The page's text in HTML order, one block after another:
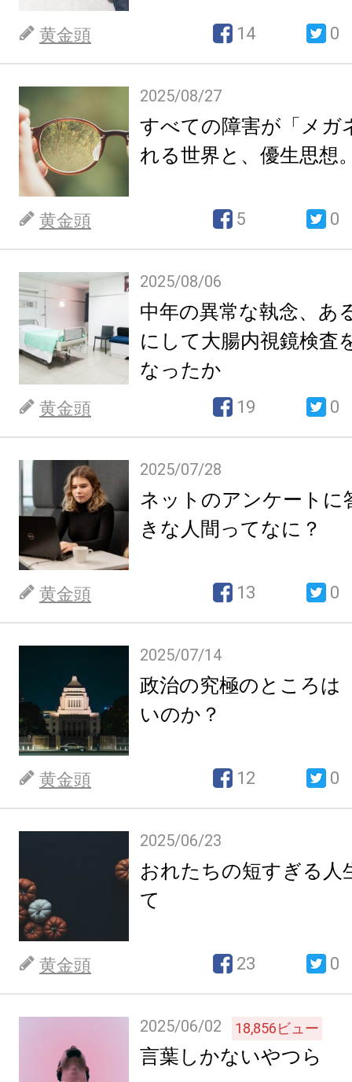
黄金頭 14 0
2025/08/27
すべての障害が「メガ
れる世界と、優生思想
黄金頭 5 0
2025/08/06
中年の異常な執念、あ
にして大腸内視鏡検査
なったか
黄金頭 19 0
2025/07/28
ネットのアンケートに
きな人間ってなに？
黄金頭 13 0
2025/07/14
政治の究極のところは
いのか？
黄金頭 12 0
2025/06/23
おれたちの短すぎる人
て
黄金頭 23 0
2025/06/02 18,856ビュー
言葉しかないやつら